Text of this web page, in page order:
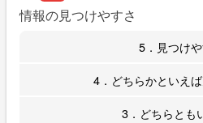
情報の見つけやすさ
5．見つけ
4．どちらかといえ
3．どちらとも